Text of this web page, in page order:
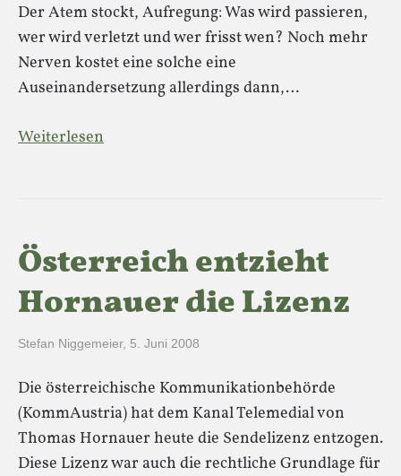
Der Atem stockt, Aufregung: Was wird passieren,
wer wird verletzt und wer frisst wen? Noch mehr
Nerven kostet eine solche eine
Auseinandersetzung allerdings dann,…
Weiterlesen
Österreich entzieht
Hornauer die Lizenz
Stefan Niggemeier, 5. Juni 2008
Die österreichische Kommunikationbehörde
(KommAustria) hat dem Kanal Telemedial von
Thomas Hornauer heute die Sendelizenz entzogen.
Diese Lizenz war auch die rechtliche Grundlage für